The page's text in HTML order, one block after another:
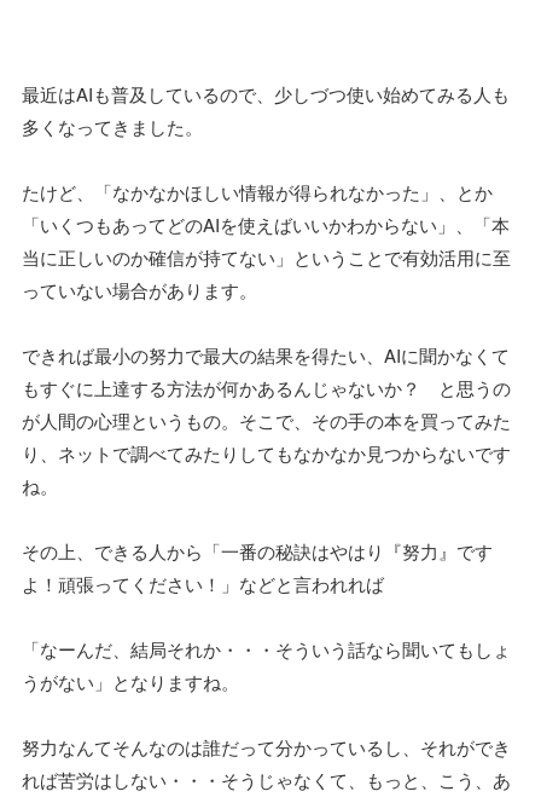
最近はAIも普及しているので、少しづつ使い始めてみる人も
多くなってきました。
たけど、「なかなかほしい情報が得られなかった」、とか
「いくつもあってどのAIを使えばいいかわからない」、「本
当に正しいのか確信が持てない」ということで有効活用に至
っていない場合があります。
できれば最小の努力で最大の結果を得たい、AIに聞かなくて
もすぐに上達する方法が何かあるんじゃないか？ と思うの
が人間の心理というもの。そこで、その手の本を買ってみた
り、ネットで調べてみたりしてもなかなか見つからないです
ね。
その上、できる人から「一番の秘訣はやはり『努力』です
よ！頑張ってください！」などと言われれば
「なーんだ、結局それか・・・そういう話なら聞いてもしょ
うがない」となりますね。
努力なんてそんなのは誰だって分かっているし、それができ
れば苦労はしない・・・そうじゃなくて、もっと、こう、あ